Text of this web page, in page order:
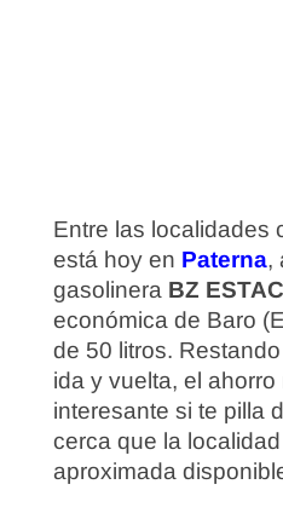
Entre las localidades
está hoy en Paterna,
gasolinera BZ
económica de Baro
de 50 litros.
ida y vuelta, el
interesante si te pilla
cerca que la
aproximada